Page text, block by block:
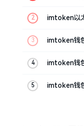
imtoken以
imtoken钱
imtoken钱
imtoken钱